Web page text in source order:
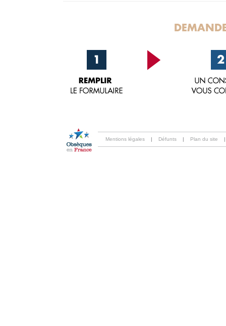
Mentions légales | Défunts | Plan du site |